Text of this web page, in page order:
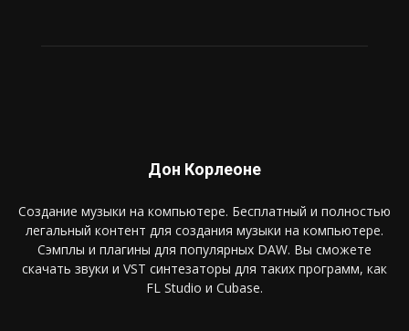
Дон Корлеоне
Создание музыки на компьютере. Бесплатный и полностью
легальный контент для создания музыки на компьютере.
Сэмплы и плагины для популярных DAW. Вы сможете
скачать звуки и VST синтезаторы для таких программ, как
FL Studio и Cubase.